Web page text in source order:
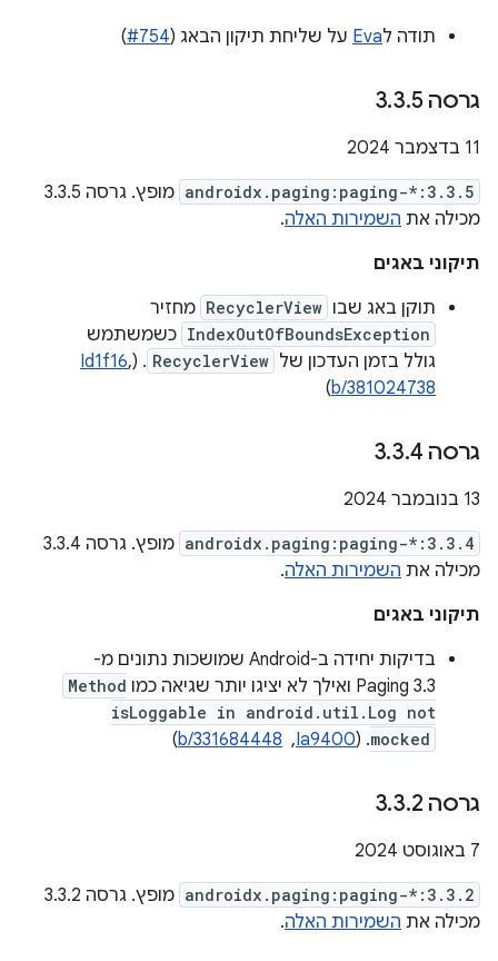
תודה לEva על שליחת תיקון הבאג (‎#754
)
גרסה 3 .3.5
‫11 בדצמבר 2024
androidx.paging:paging-*:3.3.5
מופץ. גרסה 3.3.5
מכילה את השמירות האלה.
תיקוני באגים
תוקן באג שבו RecyclerView מחזיר
IndexOutOfBoundsException כשמשתמש
גולל בזמן העדכון של RecyclerView
. (
Id1f16,
b/381024738
)
גרסה 3 .3.4
‫13 בנובמבר 2024
androidx.paging:paging-*:3.3.4
מופץ. גרסה 3.3.4
מכילה את השמירות האלה.
תיקוני באגים
בדיקות יחידה ב-Android שמושכות נתונים מ-
Paging 3.3 ואילך לא יציגו יותר שגיאה כמו
Method
isLoggable in android.util.Log not
mocked
. (
Ia9400
, ‏
b/331684448
)
גרסה 3 .3.2
‫7 באוגוסט 2024
androidx.paging:paging-*:3.3.2
מופץ. גרסה 3.3.2
מכילה את השמירות האלה.